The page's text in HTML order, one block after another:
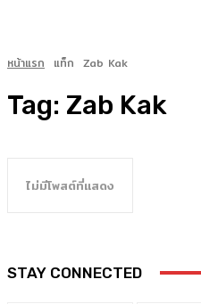
หน้าแรก แท็ก Zab Kak
Tag: Zab Kak
ไม่มีโพสต์ที่แสดง
STAY CONNECTED